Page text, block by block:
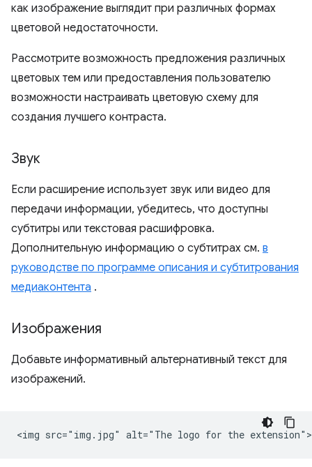
как изображение выглядит при различных формах
цветовой недостаточности.
Рассмотрите возможность предложения различных
цветовых тем или предоставления пользователю
возможности настраивать цветовую схему для
создания лучшего контраста.
Звук
Если расширение использует звук или видео для
передачи информации, убедитесь, что доступны
субтитры или текстовая расшифровка.
Дополнительную информацию о субтитрах см. в
руководстве по программе описания и субтитрования
медиаконтента .
Изображения
Добавьте информативный альтернативный текст для
изображений.